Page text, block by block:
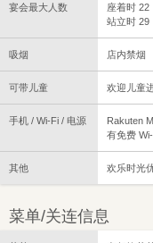
宴会最大人数
座着时 22
站立时 29
吸烟 店内禁烟
可带儿童 欢迎儿童
手机 / Wi-Fi / 电源
Rakuten
有免费
其他 欢乐时光
菜单/关连信息